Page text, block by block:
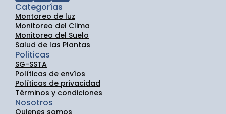
Categorías
Montoreo de luz
Monitoreo del Clima
Monitoreo del Suelo
Salud de las Plantas
Politicas
SG-SSTA
Políticas de envíos
Políticas de privacidad
Términos y condiciones
Nosotros
Quienes somos